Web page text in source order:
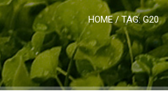
HOME/ TAG:G20